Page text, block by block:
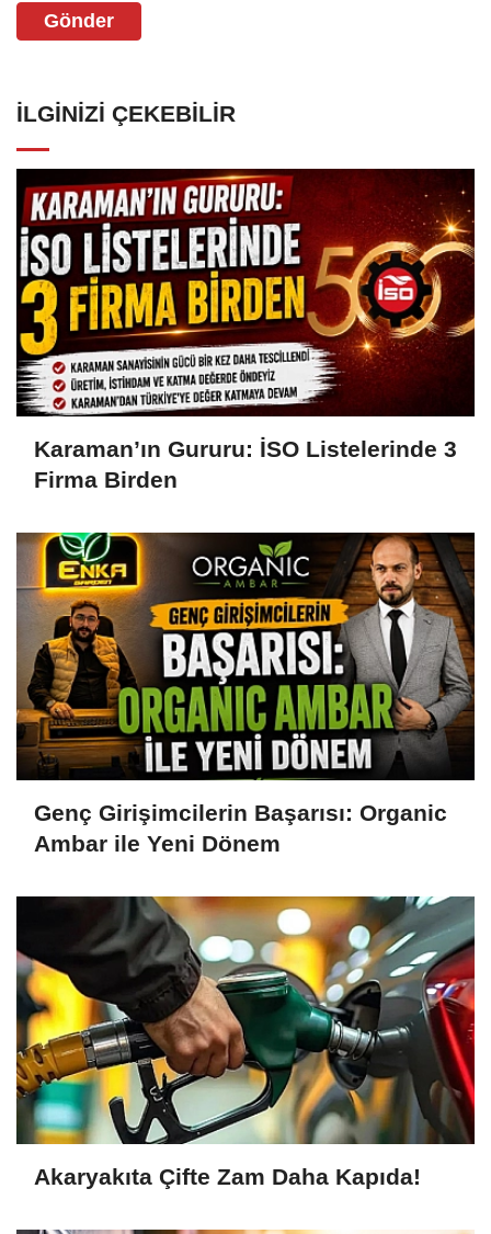
Gönder
İLGINIZI ÇEKEBILIR
Karaman’ın Gururu: İSO Listelerinde 3
Firma Birden
Genç Girişimcilerin Başarısı: Organic
Ambar ile Yeni Dönem
Akaryakıta Çifte Zam Daha Kapıda!